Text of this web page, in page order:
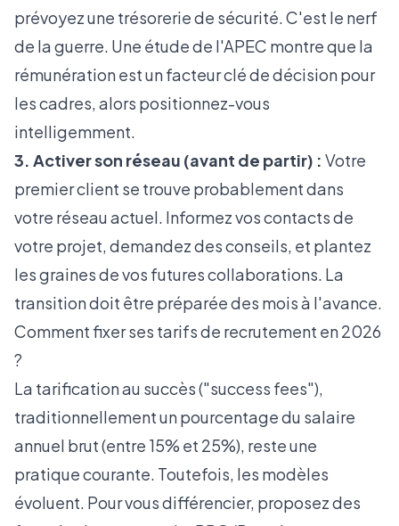
prévoyez une trésorerie de sécurité. C'est le nerf
de la guerre. Une étude de l'APEC montre que la
rémunération est un facteur clé de décision pour
les cadres, alors positionnez-vous
intelligemment.
3. Activer son réseau (avant de partir) : Votre
premier client se trouve probablement dans
votre réseau actuel. Informez vos contacts de
votre projet, demandez des conseils, et plantez
les graines de vos futures collaborations. La
transition doit être préparée des mois à l'avance.
Comment fixer ses tarifs de recrutement en 2026
?
La tarification au succès ("success fees"),
traditionnellement un pourcentage du salaire
annuel brut (entre 15% et 25%), reste une
pratique courante. Toutefois, les modèles
évoluent. Pour vous différencier, proposez des